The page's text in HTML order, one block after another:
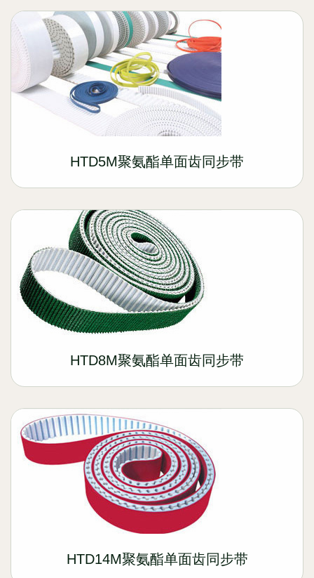
HTD5M聚氨酯单面齿同步带
HTD8M聚氨酯单面齿同步带
HTD14M聚氨酯单面齿同步带